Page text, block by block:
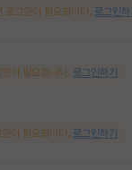
로그인이 필요합니다. 로그인하
이 필요합니다. 로그인하기
이 필요합니다. 로그인하기